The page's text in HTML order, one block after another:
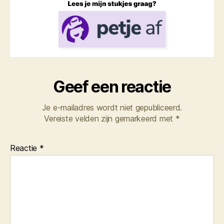
Geef een reactie
Je e-mailadres wordt niet gepubliceerd.
Vereiste velden zijn gemarkeerd met *
Reactie *